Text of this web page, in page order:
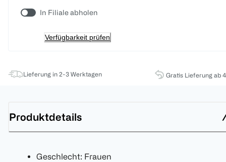
In Filiale abholen
Verfügbarkeit prüfen
Lieferung in 2-3 Werktagen Gratis Lieferung ab
Produktdetails
Geschlecht: Frauen